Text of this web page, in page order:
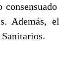
Además,